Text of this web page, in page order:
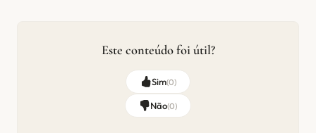
Este conteúdo foi útil?
Sim(0)
Não(0)